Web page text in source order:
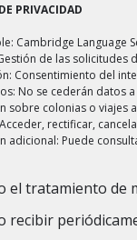
PRIVACIDAD
Cambridge Language
de las solicitudes
Consentimiento del
No se cederán datos
sobre colonias o viajes
rectificar,
adicional: Puede
(Obligatorio)
el tratamiento de
recibir